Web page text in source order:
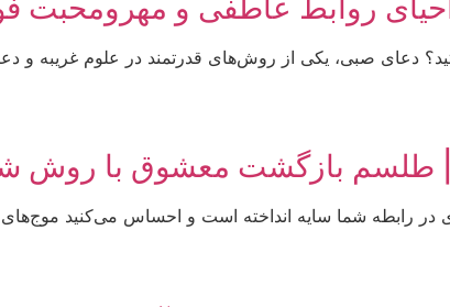
روابط عاطفی و مهرومحبت
دعای صبی، یکی از روش‌های قدرتمند در علوم غریبه و
طلسم بازگشت معشوق با روش
در رابطه شما سایه انداخته است و احساس می‌کنید